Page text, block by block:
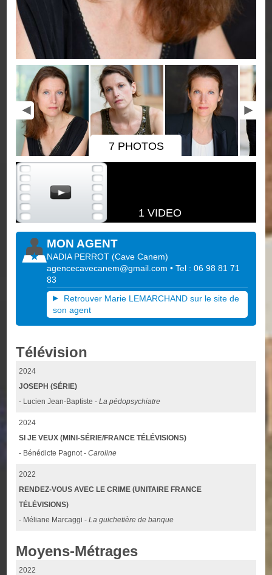
7 PHOTOS
1 VIDEO
MON AGENT
NADIA PERROT (Cave Canem)
agencecavecanem@gmail.com • Tel : 06 98 81 71
83
Retrouver Marie LEMARCHAND sur le site de
son agent
Télévision
2024
JOSEPH (SÉRIE)
- Lucien Jean-Baptiste -La pédopsychiatre
2024
SI JE VEUX (MINI-SÉRIE/FRANCE TÉLÉVISIONS)
- Bénédicte Pagnot -Caroline
2022
RENDEZ-VOUS AVEC LE CRIME (UNITAIRE FRANCE
TÉLÉVISIONS)
- Méliane Marcaggi -La guichetière de banque
Moyens-Métrages
2022